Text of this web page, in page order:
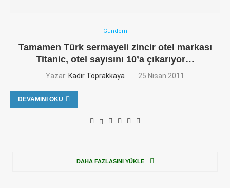
Gündem
Tamamen Türk sermayeli zincir otel markası
Titanic, otel sayısını 10’a çıkarıyor…
Yazar: Kadir Toprakkaya 25 Nisan 2011
DEVAMINI OKU
DAHA FAZLASINI YÜKLE